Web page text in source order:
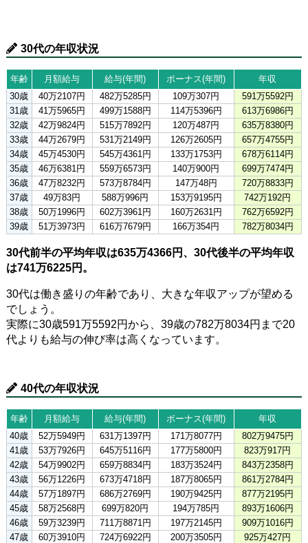
30代の年収状況
年齢 月額給与 給与(年間) ボーナス(年間)
年収
30歳
40万2107円 482万5285円 109万307円
591万5592円
31歳
41万5965円 499万1588円 114万5396円
613万6986円
32歳
42万9824円 515万7892円 120万487円
635万8380円
33歳
44万2679円 531万2149円 126万2605円
657万4755円
34歳
45万4530円 545万4361円 133万1753円
678万6114円
35歳
46万6381円 559万6573円 140万900円
699万7474円
36歳
47万8232円 573万8784円 147万48円
720万8833円
37歳
49万83円 588万996円 153万9195円
742万192円
38歳
50万1996円 602万3961円 160万2631円
762万6592円
39歳
51万3973円 616万7679円 166万354円 782万8034円
30代前半の平均年収は635万4366円、30代後半の平均年収
は741万6225円。
30代は働き盛りの年齢であり、大きな年収アップが望める
でしょう。
実際に30歳591万5592円から、39歳の782万8034円まで20
代よりも給与の伸び率は高くなっています。
40代の年収状況
年齢 月額給与 給与(年間) ボーナス(年間)
年収
40歳
52万5949円 631万1397円 171万8077円
802万9475円
41歳
53万7926円 645万5116円 177万5800円
823万917円
42歳
54万9902円 659万8834円 183万3524円
843万2358円
43歳
56万1226円 673万4718円 187万8065円
861万2784円
44歳
57万1897円 686万2769円 190万9425円
877万2195円
45歳
58万2568円 699万820円 194万785円
893万1606円
46歳
59万3239円 711万8871円 197万2145円
909万1016円
47歳
60万3910円 724万6922円 200万3505円
925万427円